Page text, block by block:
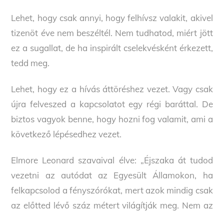
Lehet, hogy csak annyi, hogy felhívsz valakit, akivel
tizenöt éve nem beszéltél. Nem tudhatod, miért jött
ez a sugallat, de ha inspirált cselekvésként érkezett,
tedd meg.
Lehet, hogy ez a hívás áttöréshez vezet. Vagy csak
újra felveszed a kapcsolatot egy régi baráttal. De
biztos vagyok benne, hogy hozni fog valamit, ami a
következő lépésedhez vezet.
Elmore Leonard szavaival élve: „Éjszaka át tudod
vezetni az autódat az Egyesült Államokon, ha
felkapcsolod a fényszórókat, mert azok mindig csak
az előtted lévő száz métert világítják meg. Nem az